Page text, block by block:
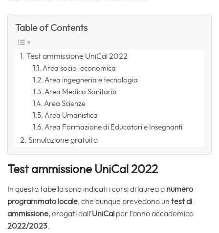
Table of Contents
Test ammissione UniCal 2022
Area socio-economica
Area ingegneria e tecnologia
Area Medico Sanitaria
Area Scienze
Area Umanistica
Area Formazione di Educatori e Insegnanti
Simulazione gratuita
Test ammissione UniCal 2022
In questa tabella sono indicati i corsi di laurea a numero
programmato locale, che dunque prevedono un test di
ammissione, erogati dall’UniCal per l’anno accademico
2022/2023.